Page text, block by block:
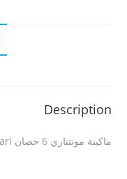
Description
ماكينة مونتناري 6 حصان Montanari